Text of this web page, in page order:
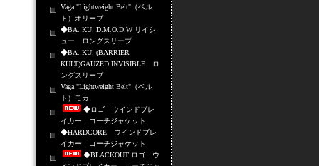
Vaga "Lightweight Belt"（ベル
ト）オリーブ
◆BA. KU. D.M.O.D.W リイシ
ュー ロングスリーブ
◆BA. KU. (BARRIER
KULT)GAUZED INVISIBLE ロ
ングスリーブ
Vaga "Lightweight Belt"（ベル
ト）モカ
◆ロゴ ウインドブレ
イカー コーチジャケット
◆HARDCORE ウインドブレ
イカー コーチジャケット
◆BLACKOUT ロゴ ウ